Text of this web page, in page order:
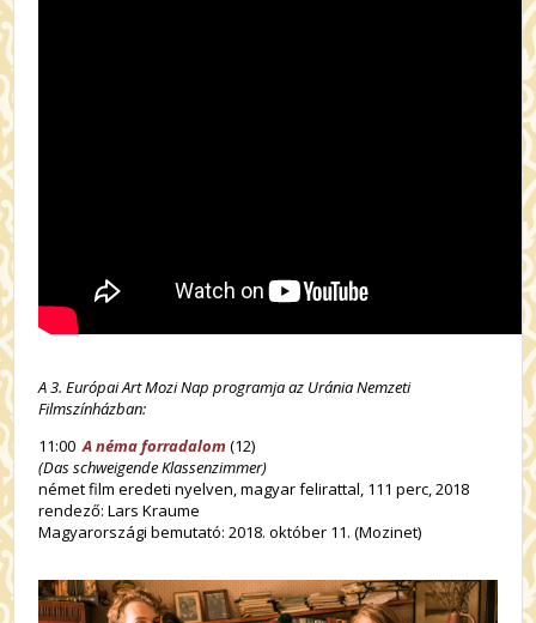
A 3. Európai Art Mozi Nap programja az Uránia Nemzeti
Filmszínházban:
11:00A néma forradalom (12)
(Das schweigende Klassenzimmer)
német film eredeti nyelven, magyar felirattal, 111 perc, 2018
rendező: Lars Kraume
Magyarországi bemutató: 2018. október 11. (Mozinet)